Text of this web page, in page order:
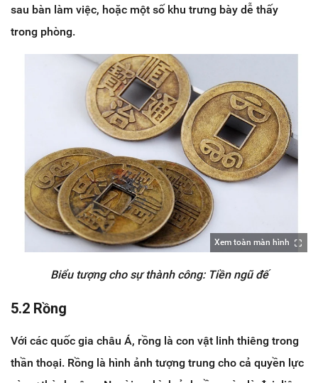
sau bàn làm việc, hoặc một số khu trưng bày dễ thấy
trong phòng.
Xem toàn màn hình
Biểu tượng cho sự thành công: Tiền ngũ đế
5.2 Rồng
Với các quốc gia châu Á, rồng là con vật linh thiêng trong
thần thoại. Rồng là hình ảnh tượng trung cho cả quyền lực